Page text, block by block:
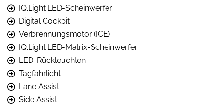
IQ.Light LED-Scheinwerfer
Digital Cockpit
Verbrennungsmotor (ICE)
IQ.Light LED-Matrix-Scheinwerfer
LED-Rückleuchten
Tagfahrlicht
Lane Assist
Side Assist